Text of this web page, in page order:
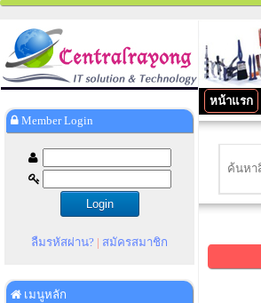
Member Login
ลืมรหัสผ่าน? | สมัครสมาชิก
เมนูหลัก
หน้าแรก